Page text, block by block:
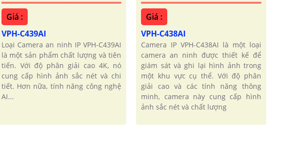
Giá :
VPH-C439AI
Loại Camera an ninh IP VPH-C439AI
là một sản phẩm chất lượng và tiên
tiến. Với độ phân giải cao 4K, nó
cung cấp hình ảnh sắc nét và chi
tiết. Hơn nữa, tính năng công nghệ
AI...
Giá :
VPH-C438AI
Camera IP VPH-C438AI là một loại
camera an ninh được thiết kế để
giám sát và ghi lại hình ảnh trong
một khu vực cụ thể. Với độ phân
giải cao và các tính năng thông
minh, camera này cung cấp hình
ảnh sắc nét và chất lượng